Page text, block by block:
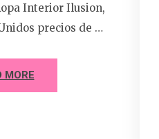
Interior Ilusion,
precios de …
MORE